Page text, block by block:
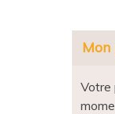
Mon
Votre